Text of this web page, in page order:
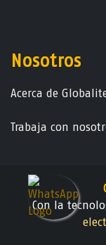
Nosotros
Acerca de
Trabaja con
Con la